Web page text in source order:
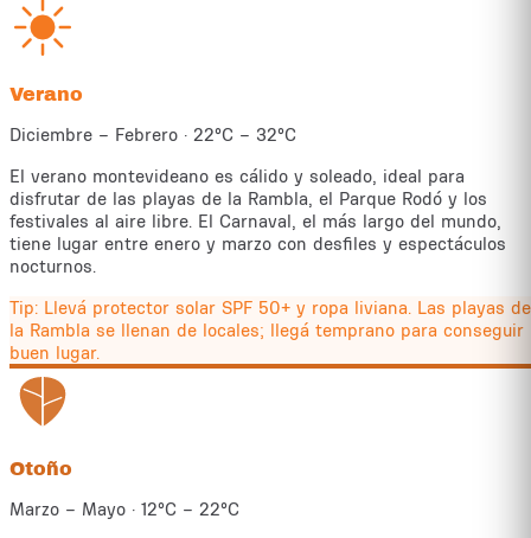
Verano
Diciembre – Febrero · 22°C – 32°C
El verano montevideano es cálido y soleado, ideal para
disfrutar de las playas de la Rambla, el Parque Rodó y los
festivales al aire libre. El Carnaval, el más largo del mundo,
tiene lugar entre enero y marzo con desfiles y espectáculos
nocturnos.
Tip: Llevá protector solar SPF 50+ y ropa liviana. Las playas de
la Rambla se llenan de locales; llegá temprano para conseguir
buen lugar.
Otoño
Marzo – Mayo · 12°C – 22°C